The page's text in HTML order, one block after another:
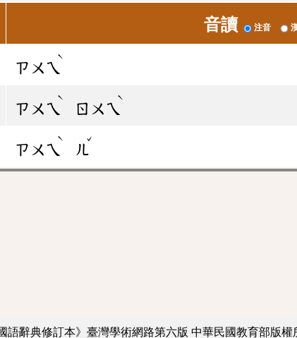
音讀 注音
ㄗㄨㄟ
ˋ
ㄗㄨㄟ
ˋ
ㄖㄨㄟ
ˋ
ㄗㄨㄟ
ˋ
ㄦ
ˇ
語辭典修訂本》臺灣學術網路第六版 中華民國教育部版權